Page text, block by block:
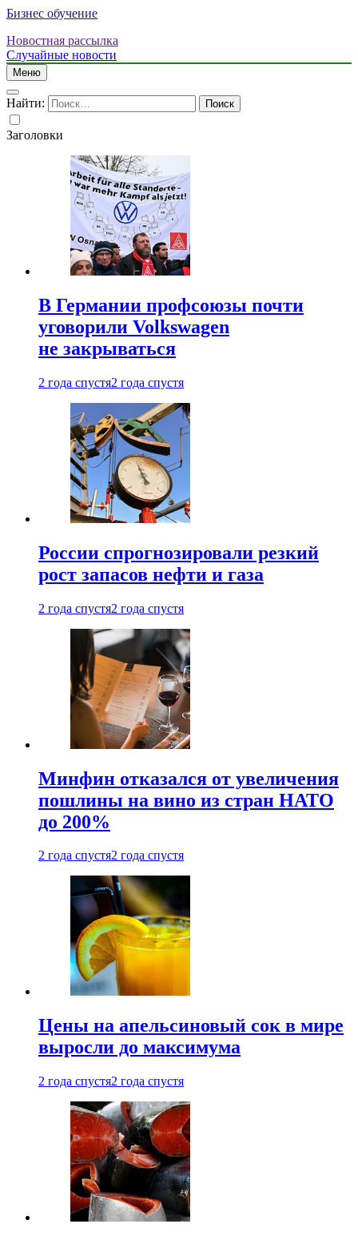
Бизнес обучение
Новостная рассылка
Случайные новости
Меню
Найти:
Заголовки
В Германии профсоюзы почти
уговорили Volkswagen
не закрываться
2 года спустя2 года спустя
России спрогнозировали резкий
рост запасов нефти и газа
2 года спустя2 года спустя
Минфин отказался от увеличения
пошлины на вино из стран НАТО
до 200%
2 года спустя2 года спустя
Цены на апельсиновый сок в мире
выросли до максимума
2 года спустя2 года спустя